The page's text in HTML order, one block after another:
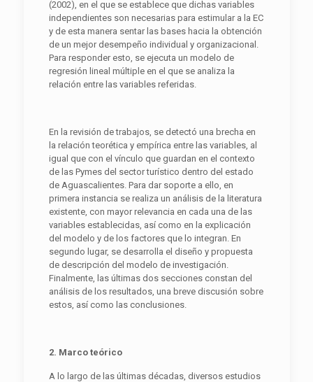
(2002), en el que se establece que dichas variables
independientes son necesarias para estimular a la EC
y de esta manera sentar las bases hacia la obtención
de un mejor desempeño individual y organizacional.
Para responder esto, se ejecuta un modelo de
regresión lineal múltiple en el que se analiza la
relación entre las variables referidas.
En la revisión de trabajos, se detectó una brecha en
la relación teorética y empírica entre las variables, al
igual que con el vínculo que guardan en el contexto
de las Pymes del sector turístico dentro del estado
de Aguascalientes. Para dar soporte a ello, en
primera instancia se realiza un análisis de la literatura
existente, con mayor relevancia en cada una de las
variables establecidas, así como en la explicación
del modelo y de los factores que lo integran. En
segundo lugar, se desarrolla el diseño y propuesta
de descripción del modelo de investigación.
Finalmente, las últimas dos secciones constan del
análisis de los resultados, una breve discusión sobre
estos, así como las conclusiones.
2. Marco teórico
A lo largo de las últimas décadas, diversos estudios